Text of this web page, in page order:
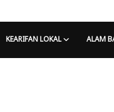
KEARIFAN LOKAL ALAM